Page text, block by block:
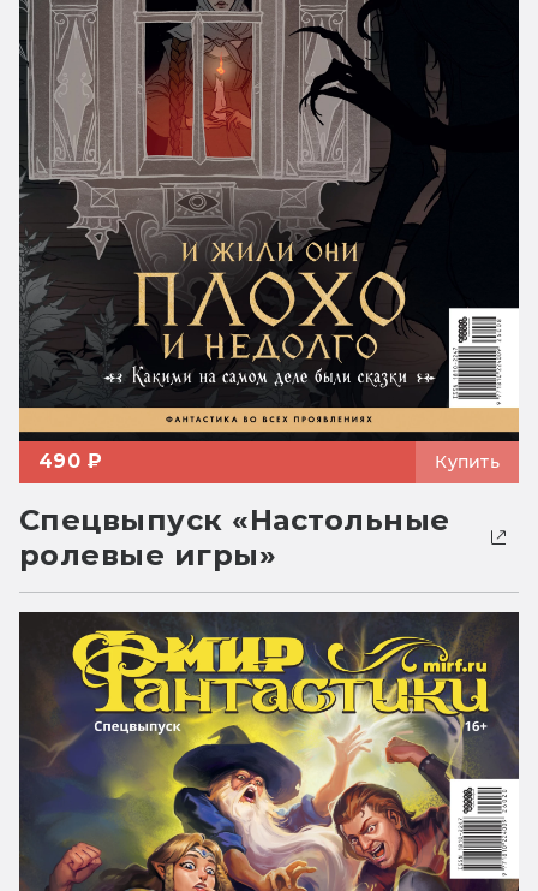
490 ₽ Купить
Спецвыпуск «Настольные
ролевые игры»